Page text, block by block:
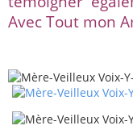
Avec Tout mon